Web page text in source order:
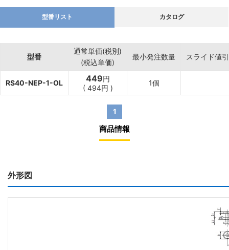
型番リスト カタログ
型番
通常単価(税別)
(税込単価)
最小発注数量 スライド値引
RS40-NEP-1-OL 449円
( 494円 )
1個
1
商品情報
外形図